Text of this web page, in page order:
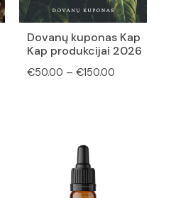
Dovanų kuponas Kap
Kap produkcijai 2026
€50.00 – €150.00